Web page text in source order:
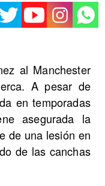
al Manchester
A pesar de
en temporadas
asegurada la
de una lesión en
de las canchas